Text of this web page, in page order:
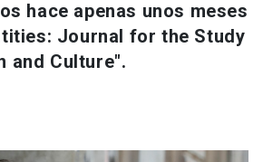
hace apenas unos meses
Journal for the Study
and Culture".